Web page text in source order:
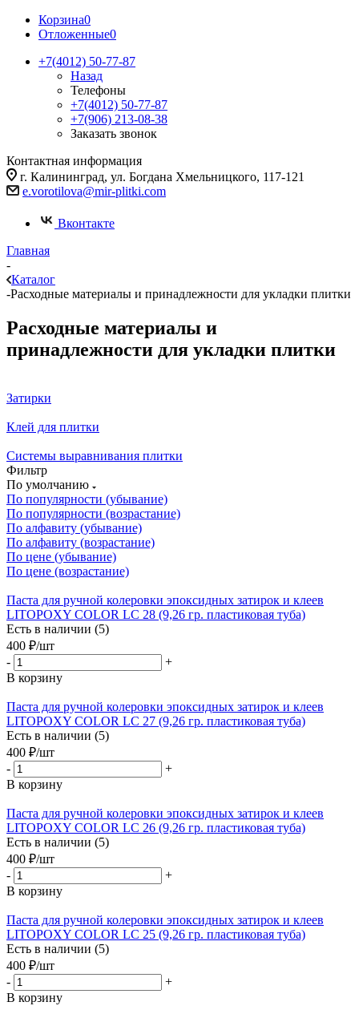
Корзина0
Отложенные0
+7(4012) 50-77-87
Назад
Телефоны
+7(4012) 50-77-87
+7(906) 213-08-38
Заказать звонок
Контактная информация
г. Калининград, ул. Богдана Хмельницкого, 117-121
e.vorotilova@mir-plitki.com
Вконтакте
Главная
-
Каталог
-Расходные материалы и принадлежности для укладки плитки
Расходные материалы и
принадлежности для укладки плитки
Затирки
Клей для плитки
Системы выравнивания плитки
Фильтр
По умолчанию
По популярности (убывание)
По популярности (возрастание)
По алфавиту (убывание)
По алфавиту (возрастание)
По цене (убывание)
По цене (возрастание)
Паста для ручной колеровки эпоксидных затирок и клеев
LITOPOXY COLOR LC 28 (9,26 гр. пластиковая туба)
Есть в наличии (5)
400 ₽/шт
-
+
В корзину
Паста для ручной колеровки эпоксидных затирок и клеев
LITOPOXY COLOR LC 27 (9,26 гр. пластиковая туба)
Есть в наличии (5)
400 ₽/шт
-
+
В корзину
Паста для ручной колеровки эпоксидных затирок и клеев
LITOPOXY COLOR LC 26 (9,26 гр. пластиковая туба)
Есть в наличии (5)
400 ₽/шт
-
+
В корзину
Паста для ручной колеровки эпоксидных затирок и клеев
LITOPOXY COLOR LC 25 (9,26 гр. пластиковая туба)
Есть в наличии (5)
400 ₽/шт
-
+
В корзину